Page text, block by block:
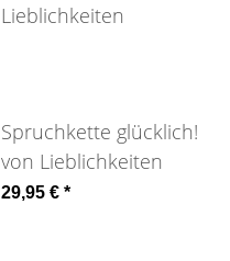
Spruchkette glücklich!
von Lieblichkeiten
29,95 € *